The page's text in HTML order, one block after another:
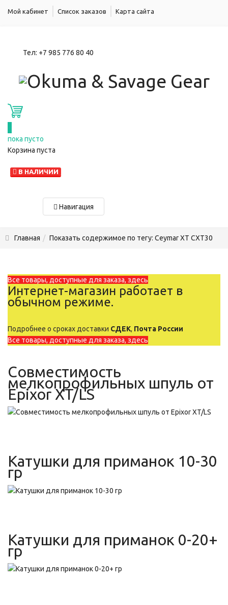
Мой кабинет Список заказов Карта сайта
Тел: +7 985 776 80 40
пока пусто
Корзина пуста
В НАЛИЧИИ
Навигация
Главная Показать содержимое по тегу: Ceymar XT CXT30
Все товары, доступные для заказа, здесь
Интернет-магазин работает в
обычном режиме.
Подробнее о сроках доставки СДЕК, Почта России
Все товары, доступные для заказа, здесь
Совместимость
мелкопрофильных шпуль от
Epixor XT/LS
Катушки для приманок 10-30
гр
Катушки для приманок 0-20+
гр